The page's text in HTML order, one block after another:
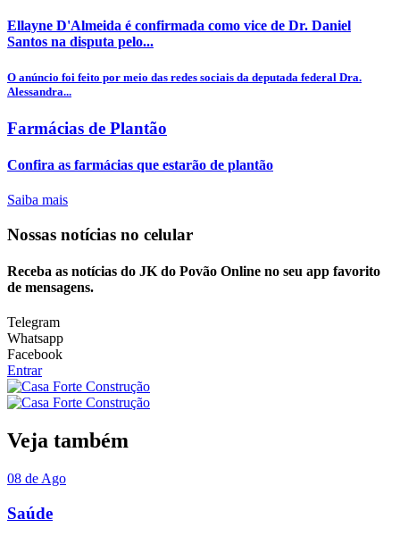
Ellayne D'Almeida é confirmada como vice de Dr. Daniel
Santos na disputa pelo...
O anúncio foi feito por meio das redes sociais da deputada federal Dra.
Alessandra...
Farmácias de Plantão
Confira as farmácias que estarão de plantão
Saiba mais
Nossas notícias no celular
Receba as notícias do JK do Povão Online no seu app favorito
de mensagens.
Telegram
Whatsapp
Facebook
Entrar
Veja também
08 de Ago
Saúde